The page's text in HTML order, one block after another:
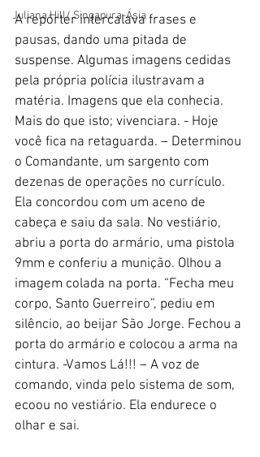
Juliana Hill/ Singapura-Ásia
A repórter intercalava frases e
pausas, dando uma pitada de
suspense. Algumas imagens cedidas
pela própria polícia ilustravam a
matéria. Imagens que ela conhecia.
Mais do que isto; vivenciara. - Hoje
você fica na retaguarda. – Determinou
o Comandante, um sargento com
dezenas de operações no currículo.
Ela concordou com um aceno de
cabeça e saiu da sala. No vestiário,
abriu a porta do armário, uma pistola
9mm e conferiu a munição. Olhou a
imagem colada na porta. “Fecha meu
corpo, Santo Guerreiro”, pediu em
silêncio, ao beijar São Jorge. Fechou a
porta do armário e colocou a arma na
cintura. -Vamos Lá!!! – A voz de
comando, vinda pelo sistema de som,
ecoou no vestiário. Ela endurece o
olhar e sai.